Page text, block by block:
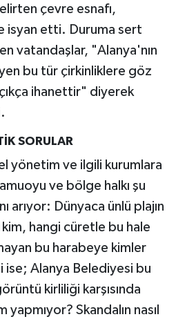
çevre esnafı,
isyan etti. Duruma sert
vatandaşlar, "Alanya'nın
bu tür çirkinliklere göz
ihanettir" diyerek
SORULAR
yönetim ve ilgili kurumlara
ve bölge halkı şu
arıyor: Dünyaca ünlü plajın
hangi cüretle bu hale
bu harabeye kimler
ise; Alanya Belediyesi bu
kirliliği karşısında
Skandalın nasıl